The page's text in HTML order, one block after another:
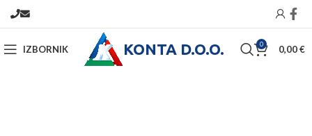
IZBORNIK KONTA D.O.O. 0 0,00€